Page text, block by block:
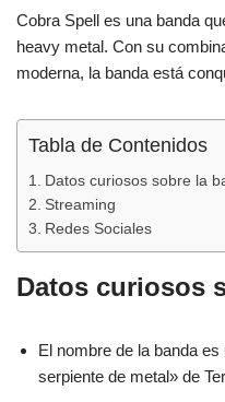
Cobra Spell es una banda
heavy metal. Con su
moderna, la banda está
Tabla de Contenidos
Datos curiosos sobre la
Streaming
Redes Sociales
Datos curiosos
El nombre de la banda
serpiente de metal» de